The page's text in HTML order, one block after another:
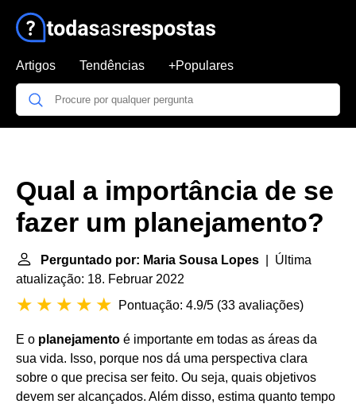
Artigos Tendências +Populares
Qual a importância de se
fazer um planejamento?
Perguntado por: Maria Sousa Lopes | Última
atualização: 18. Februar 2022
Pontuação: 4.9/5 (33 avaliações)
E o planejamento é importante em todas as áreas da
sua vida. Isso, porque nos dá uma perspectiva clara
sobre o que precisa ser feito. Ou seja, quais objetivos
devem ser alcançados. Além disso, estima quanto tempo